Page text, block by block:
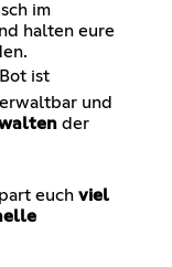
im
halten eure
ist
und
der
euch viel